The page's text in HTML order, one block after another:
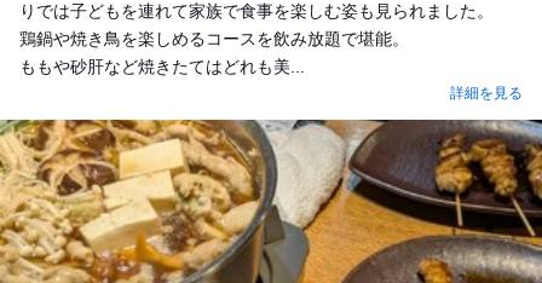
りでは子どもを連れて家族で食事を楽しむ姿も見られました。
鶏鍋や焼き鳥を楽しめるコースを飲み放題で堪能。
ももや砂肝など焼きたてはどれも美...
詳細を見る